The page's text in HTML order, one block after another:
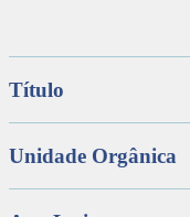
Título
Unidade Orgânica